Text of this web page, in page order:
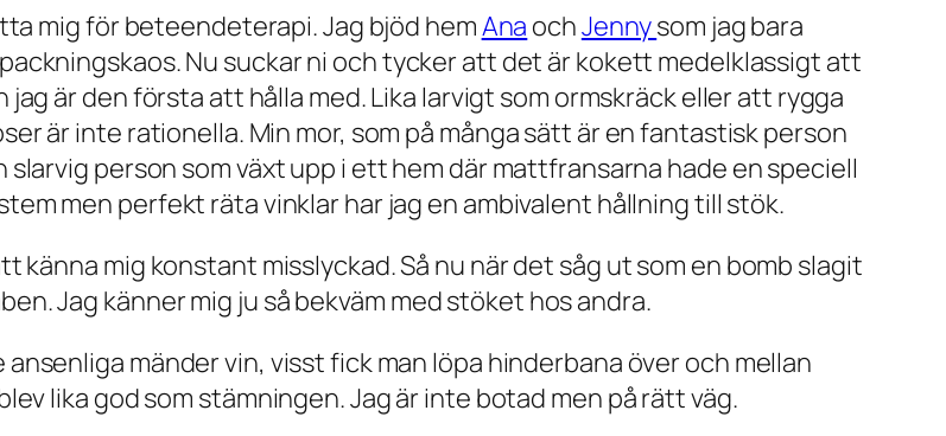
mig för beteendeterapi. Jag bjöd hemAna ochJennysom jag bara
Nu suckar ni och tycker att det är kokett medelklassigt att
är den första att hålla med. Lika larvigt som ormskräck eller att rygga
är inte rationella. Min mor, som på många sätt är en fantastisk person
person som växt upp i ett hem där mattfransarna hade en speciell
men perfekt räta vinklar har jag en ambivalent hållning till stök.
mig konstant misslyckad. Så nu när det såg ut som en bomb slagit
Jag känner mig ju så bekväm med stöket hos andra.
mänder vin, visst fick man löpa hinderbana över och mellan
lika god som stämningen. Jag är inte botad men på rätt väg.